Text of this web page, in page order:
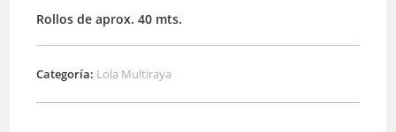
Rollos de aprox. 40 mts.
Categoría: Lola Multiraya